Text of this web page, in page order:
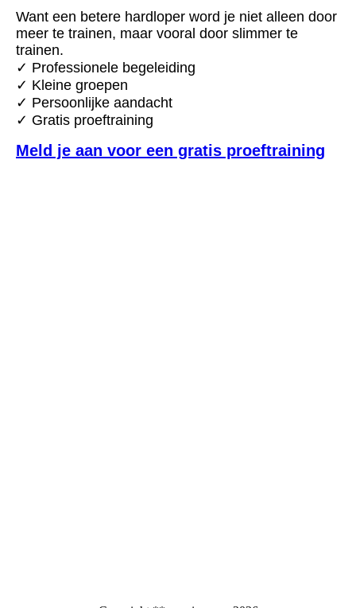
Want een betere hardloper word je niet alleen door
meer te trainen, maar vooral door slimmer te
trainen.
✓ Professionele begeleiding
✓ Kleine groepen
✓ Persoonlijke aandacht
✓ Gratis proeftraining
Meld je aan voor een gratis proeftraining